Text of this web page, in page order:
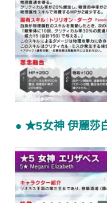
● ★5女神 伊麗莎